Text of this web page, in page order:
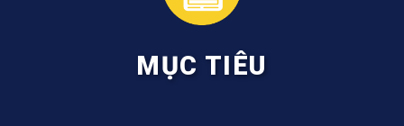
MỤC TIÊU